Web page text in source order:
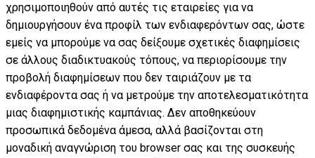
χρησιμοποιηθούν από αυτές τις εταιρείες για να
δημιουργήσουν ένα προφίλ των ενδιαφερόντων σας, ώστε
εμείς να μπορούμε να σας δείξουμε σχετικές διαφημίσεις
σε άλλους διαδικτυακούς τόπους, να περιορίσουμε την
προβολή διαφημίσεων που δεν ταιριάζουν με τα
ενδιαφέροντα σας ή να μετρούμε την αποτελεσματικότητα
μιας διαφημιστικής καμπάνιας. Δεν αποθηκεύουν
προσωπικά δεδομένα άμεσα, αλλά βασίζονται στη
μοναδική αναγνώριση του browser σας και της συσκευής